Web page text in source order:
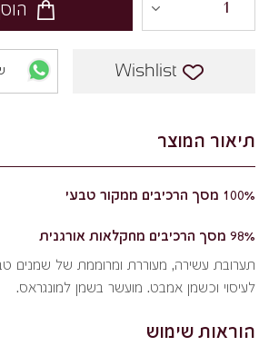
Wishlist
תיאור המוצר
100% מסך הרכיבים ממקור טבעי
98% מסך הרכיבים מחקלאות אורגנית
תערובת עשירה, מעוררת ומרוממת של שמנים
לעיסוי וכשמן אמבט. מועשר בשמן למונגראס.
הוראות שימוש